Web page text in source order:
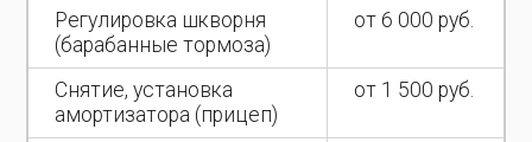
Регулировка шкворня
(барабанные тормоза)
от 6 000 руб.
Снятие, установка
амортизатора (прицеп)
от 1 500 руб.